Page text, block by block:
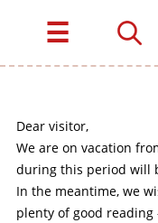
☰
Dear visitor,
We are on vacation
during this period will
In the meantime, we
plenty of good